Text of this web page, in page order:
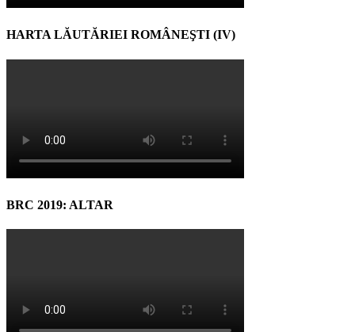
HARTA LĂUTĂRIEI ROMÂNEŞTI (IV)
BRC 2019: ALTAR